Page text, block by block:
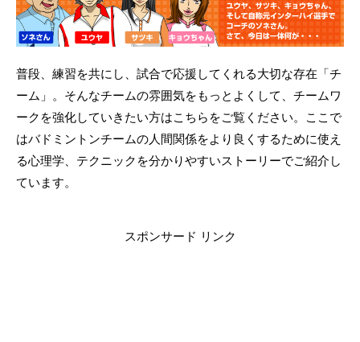
普段、練習を共にし、試合で応援してくれる大切な存在「チ
ーム」。そんなチームの雰囲気をもっとよくして、チームワ
ークを強化していきたい方はこちらをご覧ください。ここで
はバドミントンチームの人間関係をより良くするために使え
る心理学、テクニックを分かりやすいストーリーでご紹介し
ています。
スポンサード リンク